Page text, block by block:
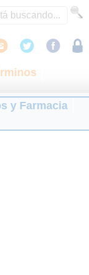
y Farmacia